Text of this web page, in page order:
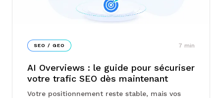
SEO / GEO 7 min
AI Overviews : le guide pour sécuriser
votre trafic SEO dès maintenant
Votre positionnement reste stable, mais vos